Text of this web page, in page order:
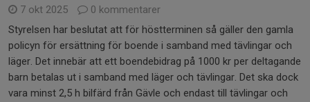
7 okt 2025
0 kommentarer
Styrelsen har beslutat att för höstterminen så gäller den gamla
policyn för ersättning för boende i samband med tävlingar och
läger. Det innebär att ett boendebidrag på 1000 kr per deltagande
barn betalas ut i samband med läger och tävlingar. Det ska dock
vara minst 2,5 h bilfärd från Gävle och endast till tävlingar och